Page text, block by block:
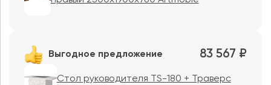
Выгодное предложение 83 567 ₽
Стол руководителя TS-180 + Траверс